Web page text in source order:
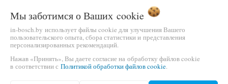
Previous Next
Мы заботимся о Ваших cookie
in-bosch.by использует файлы cookie для улучшения Вашего
пользовательского опыта, сбора статистики и представления
персонализированных рекомендаций.
Нажав «Принять», Вы даете согласие на обработку файлов cookie
в соответствии с Политикой обработки файлов cookie.